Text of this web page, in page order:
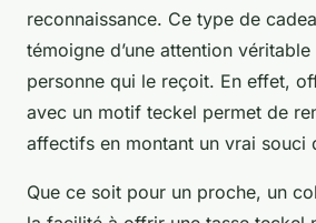
reconnaissance. Ce type de
témoigne d’une attention
personne qui le reçoit. En effet,
avec un motif teckel permet de
affectifs en montant un vrai souci
Que ce soit pour un proche, un